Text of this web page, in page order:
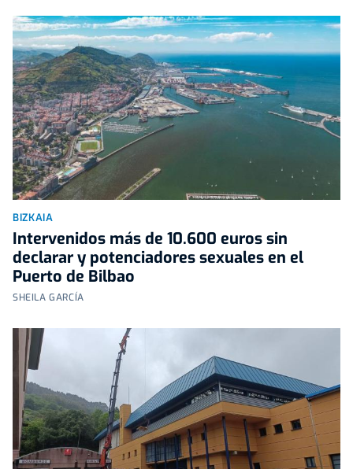
BIZKAIA
Intervenidos más de 10.600 euros sin
declarar y potenciadores sexuales en el
Puerto de Bilbao
SHEILA GARCÍA